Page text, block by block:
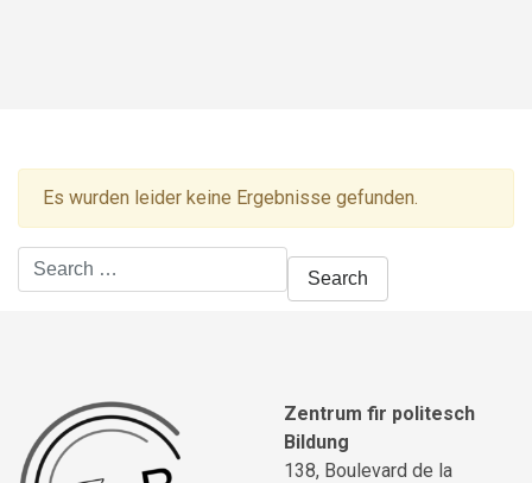
Es wurden leider keine Ergebnisse gefunden.
Search
for:
Zentrum fir politesch
Bildung
138, Boulevard de la